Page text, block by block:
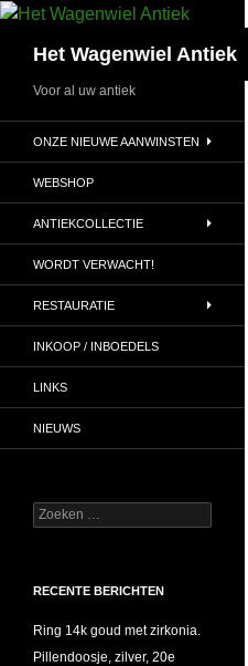
Het Wagenwiel Antiek
Voor al uw antiek
ONZE NIEUWE AANWINSTEN
WEBSHOP
ANTIEKCOLLECTIE
WORDT VERWACHT!
RESTAURATIE
INKOOP / INBOEDELS
LINKS
NIEUWS
Zoeken
naar:
RECENTE BERICHTEN
Ring 14k goud met zirkonia.
Pillendoosje, zilver, 20e